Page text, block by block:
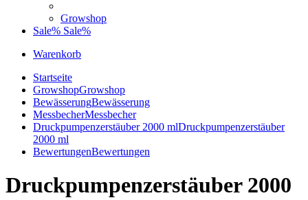
Growshop
Sale% Sale%
Warenkorb
Startseite
GrowshopGrowshop
BewässerungBewässerung
MessbecherMessbecher
Druckpumpenzerstäuber 2000 mlDruckpumpenzerstäuber
2000 ml
BewertungenBewertungen
Druckpumpenzerstäuber 2000